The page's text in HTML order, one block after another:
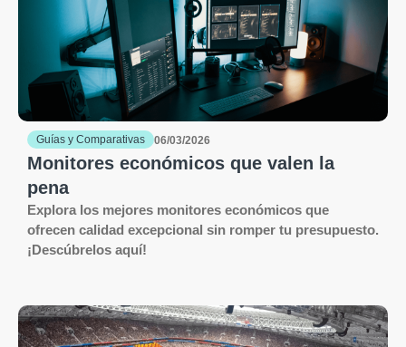
Guías y Comparativas 06/03/2026
Monitores económicos que valen la
pena
Explora los mejores monitores económicos que
ofrecen calidad excepcional sin romper tu presupuesto.
¡Descúbrelos aquí!